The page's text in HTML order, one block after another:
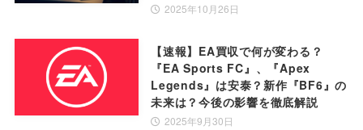
2025年10月26日
【速報】EA買収で何が変わる？
『EA Sports FC』、『Apex
Legends』は安泰？新作『BF6』の
未来は？今後の影響を徹底解説
2025年9月30日